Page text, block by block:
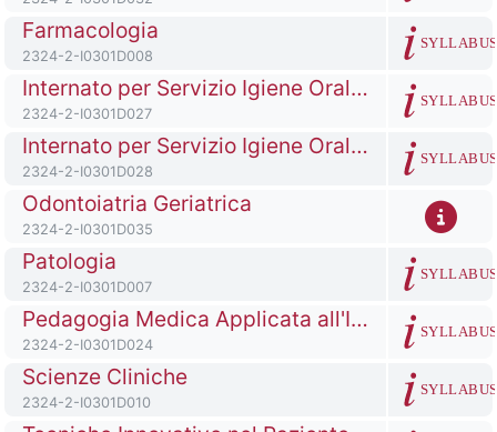
Titolo del corso
Farmacologia
Codice identificativo del corso
2324-2-I0301D008
SYLLABUS
Titolo del corso Internato per Servizio Igiene Orale Bambini Ematooncologici
Codice identificativo del corso
2324-2-I0301D027
SYLLABUS
Titolo del corso Internato per Servizio Igiene Orale Pazienti Oncologici
Codice identificativo del corso
2324-2-I0301D028
SYLLABUS
Titolo del corso
Odontoiatria Geriatrica
Codice identificativo del corso
2324-2-I0301D035
Titolo del corso
Patologia
Codice identificativo del corso
2324-2-I0301D007
SYLLABUS
Titolo del corso Pedagogia Medica Applicata all'Igiene Dentale
Codice identificativo del corso
2324-2-I0301D024
SYLLABUS
Titolo del corso
Scienze Cliniche
Codice identificativo del corso
2324-2-I0301D010
SYLLABUS